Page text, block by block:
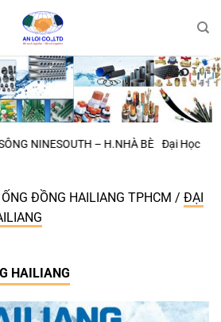
BÈ Đại Học Quốc Tế VIỆT ĐỨC BÌNH
ĐỒNG HAILIANG TPHCM / ĐẠI
HAILIANG